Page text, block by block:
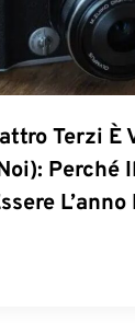
Terzi È
Perché